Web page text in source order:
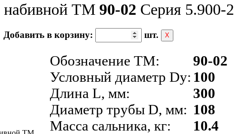
набивной ТМ 90-02 Серия 5.900-2
Добавить в корзину: шт. Х
Обозначение ТМ:
Условный диаметр Dy:
Длина L, мм:
Диаметр трубы D, мм:
Масса сальника, кг:
90-02
100
300
108
10.4